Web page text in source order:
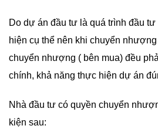
Do dự án đầu tư là quá trình đầu
hiện cụ thể nên khi chuyển
chuyển nhượng ( bên mua) đều
chính, khả năng thực hiện dự án
Nhà đầu tư có quyền chuyển
kiện sau: